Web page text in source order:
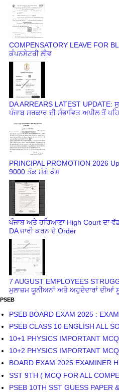
COMPENSATORY LEAVE FOR
ਕੰਪਨਸੇਟਰੀ ਲੀਵ
DA ARREARS LATEST
ਪੰਜਾਬ ਸਰਕਾਰ ਦੀ ਸੰਭਾਵਿਤ ਅਪੀਲ ਤੋਂ
PRINCIPAL PROMOTION 2026
9000 ਤੱਕ ਮੰਗੇ ਕੇਸ
ਪੰਜਾਬ ਅਤੇ ਹਰਿਆਣਾ High Court ਦਾ
DA ਜਾਰੀ ਕਰਨ ਦੇ Order
7 AUGUST EMPLOYEES
ਮੁਲਾਜ਼ਮ ਯੂਨੀਅਨਾਂ ਅਤੇ ਅਹੁਦੇਦਾਰਾਂ ਦੀਆਂ
PSEB
PSEB BOARD EXAM 2025 :
PSEB CLASS 10 ENGLISH ALL
10+1 PHYSICS IMPORTANT MCQ
10+2 PHYSICS IMPORTANT MCQ
BOARD EXAM 2025 EXAMINER
SST 9TH ( MCQ FOR ALL
PSEB 10TH SST GUESS PAPER